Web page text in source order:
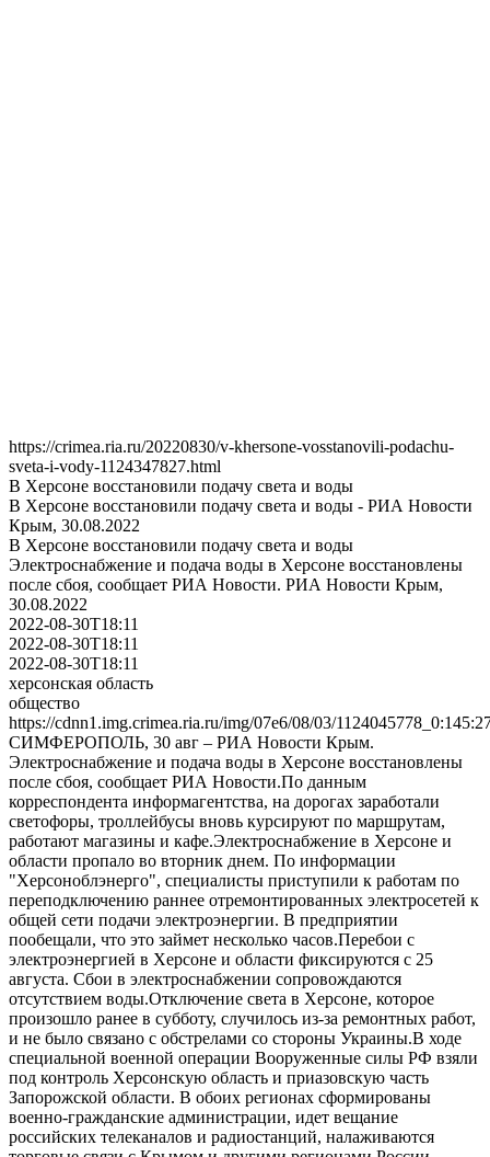
https://crimea.ria.ru/20220830/v-khersone-vosstanovili-podachu-
sveta-i-vody-1124347827.html
В Херсоне восстановили подачу света и воды
В Херсоне восстановили подачу света и воды - РИА Новости
Крым, 30.08.2022
В Херсоне восстановили подачу света и воды
Электроснабжение и подача воды в Херсоне восстановлены
после сбоя, сообщает РИА Новости. РИА Новости Крым,
30.08.2022
2022-08-30T18:11
2022-08-30T18:11
2022-08-30T18:11
херсонская область
общество
https://cdnn1.img.crimea.ria.ru/img/07e6/08/03/
СИМФЕРОПОЛЬ, 30 авг – РИА Новости Крым.
Электроснабжение и подача воды в Херсоне восстановлены
после сбоя, сообщает РИА Новости.По данным
корреспондента информагентства, на дорогах заработали
светофоры, троллейбусы вновь курсируют по маршрутам,
работают магазины и кафе.Электроснабжение в Херсоне и
области пропало во вторник днем. По информации
"Херсоноблэнерго", специалисты приступили к работам по
переподключению раннее отремонтированных электросетей к
общей сети подачи электроэнергии. В предприятии
пообещали, что это займет несколько часов.Перебои с
электроэнергией в Херсоне и области фиксируются с 25
августа. Сбои в электроснабжении сопровождаются
отсутствием воды.Отключение света в Херсоне, которое
произошло ранее в субботу, случилось из-за ремонтных работ,
и не было связано с обстрелами со стороны Украины.В ходе
специальной военной операции Вооруженные силы РФ взяли
под контроль Херсонскую область и приазовскую часть
Запорожской области. В обоих регионах сформированы
военно-гражданские администрации, идет вещание
российских телеканалов и радиостанций, налаживаются